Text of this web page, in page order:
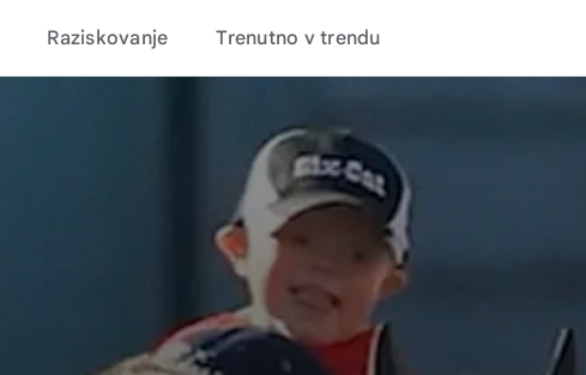
Raziskovanje Trenutno v trendu